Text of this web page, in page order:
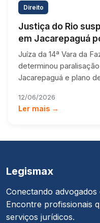
Direito
Justiça do Rio
em Jacarepaguá
Juíza da 14ª Vara da
determinou
Jacarepaguá e plano
12/06/2026
Ler mais →
Legismax
Conectando
Encontre profissionais
serviços jurídicos.